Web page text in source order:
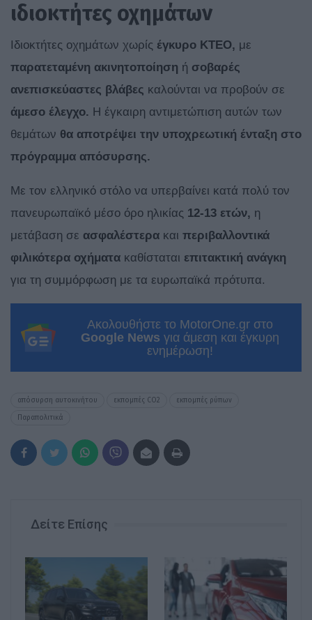
ιδιοκτήτες οχημάτων
Ιδιοκτήτες οχημάτων χωρίς έγκυρο ΚΤΕΟ, με
παρατεταμένη ακινητοποίηση ή σοβαρές
ανεπισκεύαστες βλάβες καλούνται να προβούν σε
άμεσο έλεγχο. Η έγκαιρη αντιμετώπιση αυτών των
θεμάτων θα αποτρέψει την υποχρεωτική ένταξη στο
πρόγραμμα απόσυρσης.
Με τον ελληνικό στόλο να υπερβαίνει κατά πολύ τον
πανευρωπαϊκό μέσο όρο ηλικίας 12-13 ετών, η
μετάβαση σε ασφαλέστερα και περιβαλλοντικά
φιλικότερα οχήματα καθίσταται επιτακτική ανάγκη
για τη συμμόρφωση με τα ευρωπαϊκά πρότυπα.
Ακολουθήστε το MotorOne.gr στο
Google News για άμεση και έγκυρη
ενημέρωση!
απόσυρση αυτοκινήτου εκπομπές CO2 εκπομπές ρύπων
Παραπολιτικά
Δείτε Επίσης